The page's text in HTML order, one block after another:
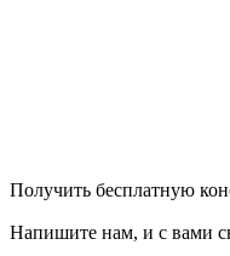
Получить бесплатную
Напишите нам, и с вами